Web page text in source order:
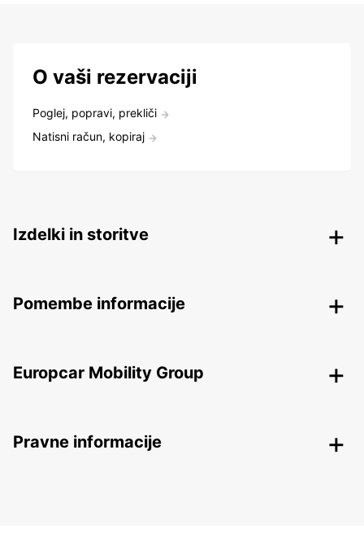
O vaši rezervaciji
Poglej, popravi, prekliči
Natisni račun, kopiraj
Izdelki in storitve
Pomembe informacije
Europcar Mobility Group
Pravne informacije